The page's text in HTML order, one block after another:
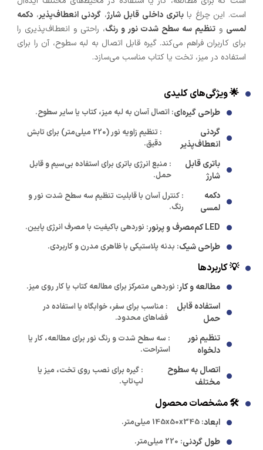
است. این چراغ باباتری داخلی قابل شارژ، گردنی انعطاف‌پذیر، دکمه
لمسی و تنظیم سه سطح شدت نور و رنگ، راحتی و انعطاف‌پذیری را
برای کاربران فراهم می‌کند. گیره قابل اتصال به لبه سطوح، آن را برای
استفاده در میز، تخت یا کتاب مناسب می‌سازد.
🌟 ویژگی‌های کلیدی
طراحی گیره‌ای: اتصال آسان به لبه میز، کتاب یا سایر سطوح.
گردنی
انعطاف‌پذیر
: تنظیم زاویه نور (220 میلی‌متر) برای تابش
دقیق.
باتری قابل
شارژ
: منبع انرژی باتری برای استفاده بی‌سیم و قابل
حمل.
دکمه
لمسی
: کنترل آسان با قابلیت تنظیم سه سطح شدت نور و
رنگ.
LED کم‌مصرف و پرنور : نوردهی باکیفیت با مصرف انرژی پایین.
طراحی شیک: بدنه پلاستیکی با ظاهری مدرن و کاربردی.
💡 کاربردها
مطالعه و کار: نوردهی متمرکز برای مطالعه کتاب یا کار روی میز.
استفاده قابل
حمل
: مناسب برای سفر، خوابگاه یا استفاده در
فضاهای محدود.
تنظیم نور
دلخواه
: سه سطح شدت و رنگ نور برای مطالعه، کار یا
استراحت.
اتصال به سطوح
مختلف
: گیره برای نصب روی تخت، میز یا
لپ‌تاپ.
🛠️ مشخصات محصول
ابعاد: 145x50x345 میلی‌متر.
طول گردنی: 220 میلی‌متر.